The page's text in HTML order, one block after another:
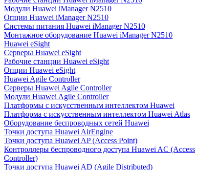
Модули Huawei iManager N2510
Опции Huawei iManager N2510
Системы питания Huawei iManager N2510
Монтажное оборудование Huawei iManager N2510
Huawei eSight
Серверы Huawei eSight
Рабочие станции Huawei eSight
Опции Huawei eSight
Huawei Agile Controller
Серверы Huawei Agile Controller
Модули Huawei Agile Controller
Платформы с искусственным интеллектом Huawei
Платформа с искусственным интеллектом Huawei Atlas
Оборудование беспроводных сетей Huawei
Точки доступа Huawei AirEngine
Точки доступа Huawei AP (Access Point)
Контроллеры беспроводного доступа Huawei AC (Access
Controller)
Точки доступа Huawei AD (Agile Distributed)